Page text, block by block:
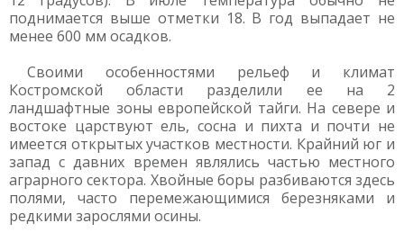
поднимается выше отметки 18. В год выпадает не
менее 600 мм осадков.
Своими особенностями рельеф и климат
Костромской области разделили ее на 2
ландшафтные зоны европейской тайги. На севере и
востоке царствуют ель, сосна и пихта и почти не
имеется открытых участков местности. Крайний юг и
запад с давних времен являлись частью местного
аграрного сектора. Хвойные боры разбиваются здесь
полями, часто перемежающимися березняками и
редкими зарослями осины.